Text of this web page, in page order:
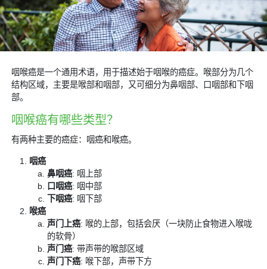
探索
患者和访客
保健中心
请求预约
咽喉癌是一个通用术语，用于描述始于咽喉的癌症。喉部分为几个
结构区域，主要是喉部和咽部，又可细分为鼻咽部、口咽部和下咽
部。
咽喉癌有哪些类型？
有两种主要的癌症：咽癌和喉癌。
咽癌
鼻咽癌: 咽上部
口咽癌: 咽中部
下咽癌: 咽下部
喉癌
声门上癌: 喉的上部，包括会厌（一块防止食物进入喉咙
的软骨）
声门癌: 带声带的喉部区域
声门下癌: 喉下部，声带下方